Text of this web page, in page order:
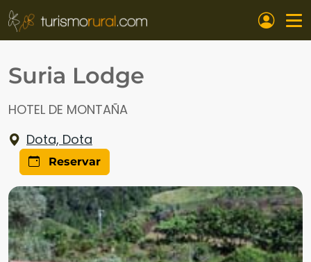
Pasar al contenido principal
Suria Lodge
HOTEL DE MONTAÑA
Dota, Dota
Reservar